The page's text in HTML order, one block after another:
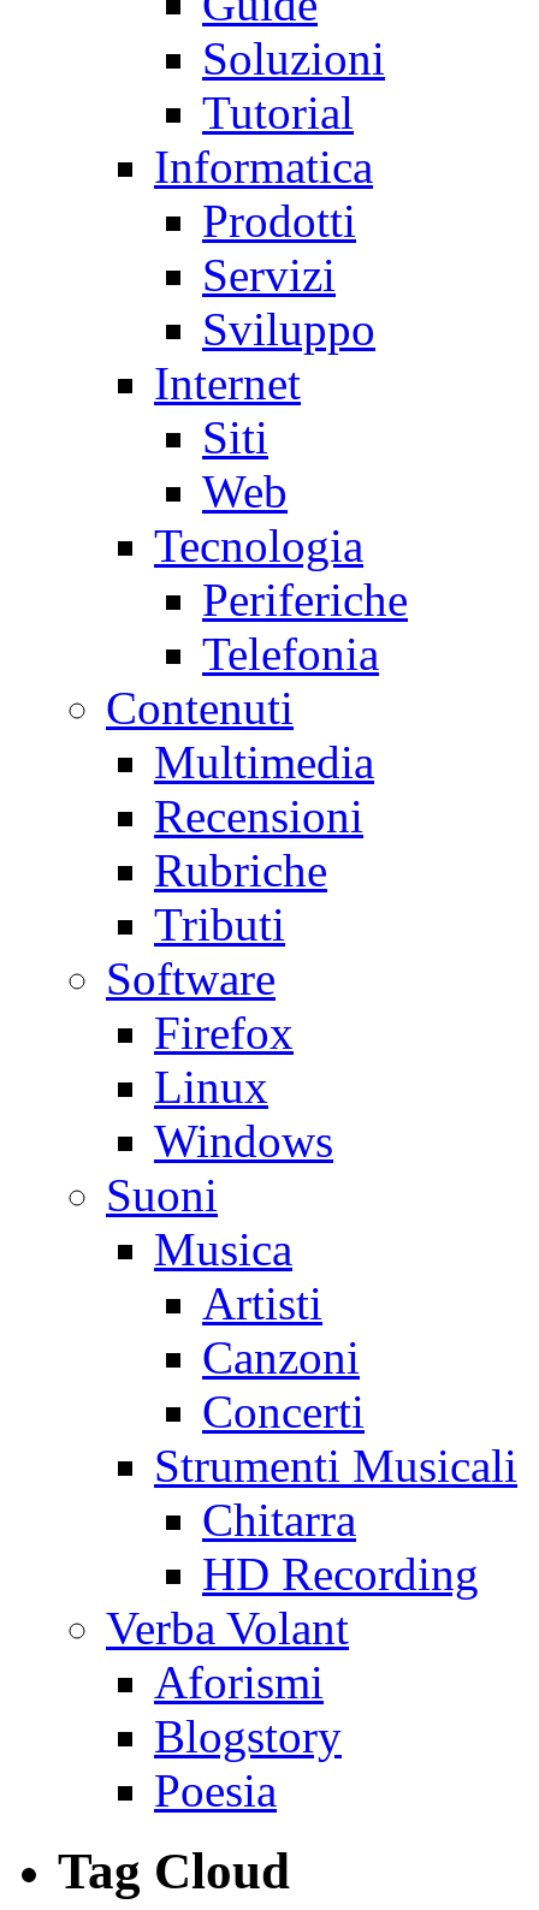
Soluzioni
Tutorial
Informatica
Prodotti
Servizi
Sviluppo
Internet
Siti
Web
Tecnologia
Periferiche
Telefonia
Contenuti
Multimedia
Recensioni
Rubriche
Tributi
Software
Firefox
Linux
Windows
Suoni
Musica
Artisti
Canzoni
Concerti
Strumenti Musicali
Chitarra
HD Recording
Verba Volant
Aforismi
Blogstory
Poesia
Tag Cloud